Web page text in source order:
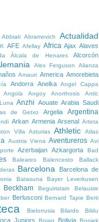
Abbiati Abramovich Actualidad
AFE Afellay Africa Ajax Alaves
Álcala de Henares Alcorcón
Alex Ferguson
Alianza
Amauri America Amorebieta
Andorra Anelka Angel Cappa
Angola Angoy Anorthosis
Antic
Anzhi Aouate Arabia Saudi
de Getxo Argelia Argentina
Arkan Armenia Arsenal Arteta
Villa Asturias Athletic Atlas
Austria Viena Aventureros Avi
Azerbaijan Azkargorta
Bad
Baleares Balencesto Ballack
Barcelona
Barcelona de
Batasuna Bayer Leverkusen
Beckham Beguiristain Belauste
Berlusconi Bernard Tapie Berti
Bielorrusia Bilardo
Bildu
Juniors Bojan Bolivia Boniek